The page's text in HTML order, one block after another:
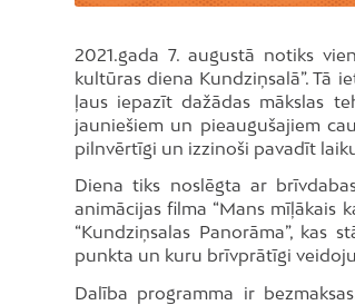
2021.gada 7. augustā notiks
kultūras diena Kundziņsalā”. Tā
ļaus iepazīt dažādas mākslas
jauniešiem un pieaugušajiem
pilnvērtīgi un izzinoši pavadīt
Diena tiks noslēgta ar
animācijas filma “Mans mīļākais
“Kundziņsalas Panorāma”,
punkta un kuru brīvprātīgi
Dalība programma ir